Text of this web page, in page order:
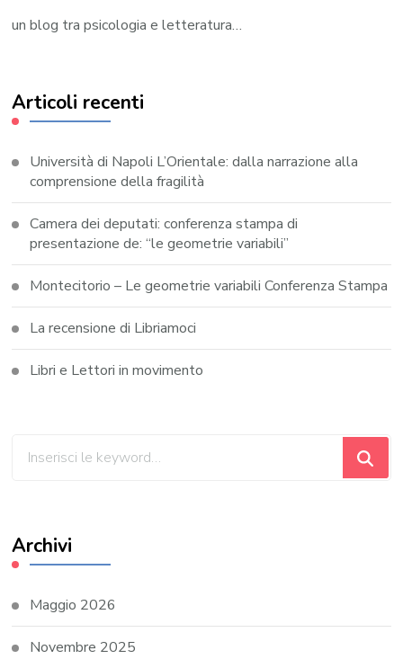
un blog tra psicologia e letteratura…
Articoli recenti
Università di Napoli L’Orientale: dalla narrazione alla
comprensione della fragilità
Camera dei deputati: conferenza stampa di
presentazione de: “le geometrie variabili”
Montecitorio – Le geometrie variabili Conferenza Stampa
La recensione di Libriamoci
Libri e Lettori in movimento
Archivi
Maggio 2026
Novembre 2025